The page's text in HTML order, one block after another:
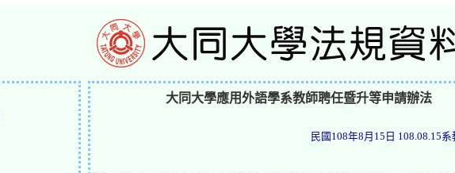
大同大學應用外語學系教師聘任暨升等申請辦法
民國108年8月15日 108.08.15